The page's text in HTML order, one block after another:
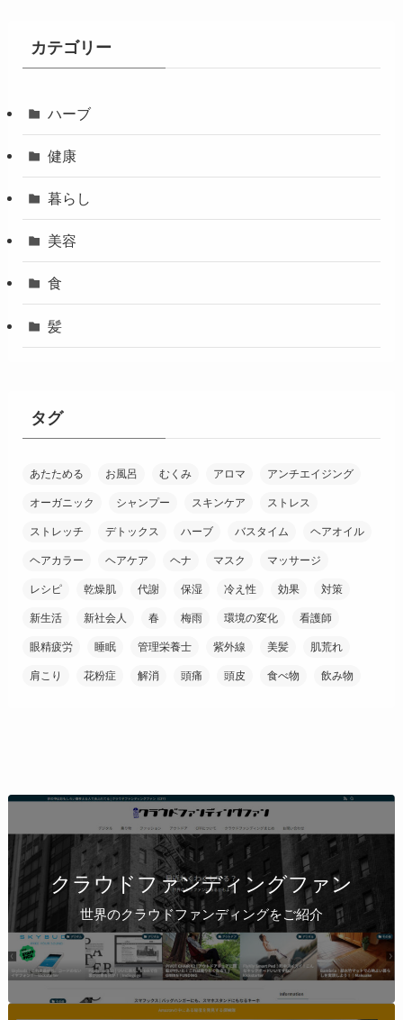
カテゴリー
ハーブ
健康
暮らし
美容
食
髪
タグ
あたためる お風呂 むくみ アロマ アンチエイジング
オーガニック シャンプー スキンケア ストレス
ストレッチ デトックス ハーブ バスタイム ヘアオイル
ヘアカラー ヘアケア ヘナ マスク マッサージ
レシピ 乾燥肌 代謝 保湿 冷え性 効果 対策
新生活 新社会人 春 梅雨 環境の変化 看護師
眼精疲労 睡眠 管理栄養士 紫外線 美髪 肌荒れ
肩こり 花粉症 解消 頭痛 頭皮 食べ物 飲み物
クラウドファンディングファン
世界のクラウドファンディングをご紹介